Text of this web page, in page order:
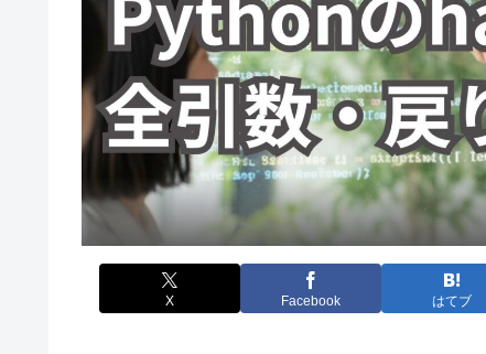
X Facebook はてブ